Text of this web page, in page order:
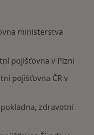
ministerstva
pojišťovna v Plzni
pojišťovna ČR v
zdravotní